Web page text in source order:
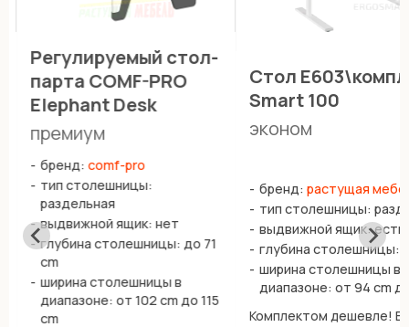
Регулируемый стол-
парта COMF-PRO
Elephant Desk
премиум
бренд: comf-pro
тип столешницы:
раздельная
выдвижной ящик: нет
глубина столешницы: до 71
cm
ширина столешницы в
диапазоне: от 102 cm до 115
cm
Стол
Smart 100
эконом
бренд: растущая
тип столешницы:
выдвижной ящик: есть
глубина столешницы:
ширина столешницы в
диапазоне: от 94 сm
Комплектом дешевле! В